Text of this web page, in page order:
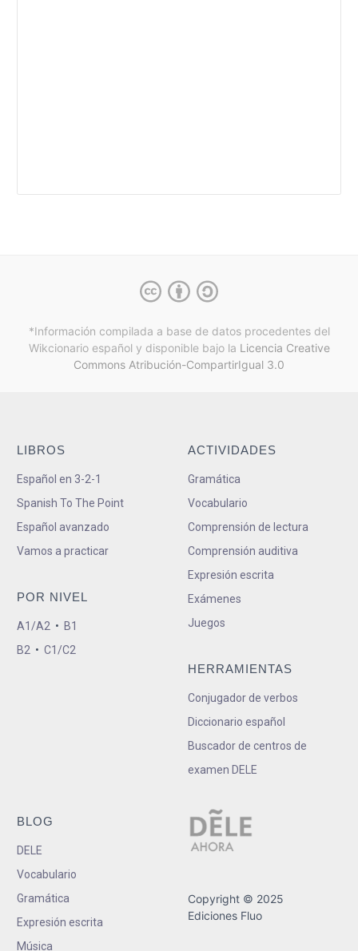
*Información compilada a base de datos procedentes del
Wikcionario español y disponible bajo la Licencia Creative
Commons Atribución-CompartirIgual 3.0
LIBROS
Español en 3-2-1
Spanish To The Point
Español avanzado
Vamos a practicar
POR NIVEL
A1/A2 • B1
B2 • C1/C2
ACTIVIDADES
Gramática
Vocabulario
Comprensión de lectura
Comprensión auditiva
Expresión escrita
Exámenes
Juegos
HERRAMIENTAS
Conjugador de verbos
Diccionario español
Buscador de centros de
examen DELE
BLOG
DELE
Vocabulario
Gramática
Expresión escrita
Música
Copyright © 2025
Ediciones Fluo